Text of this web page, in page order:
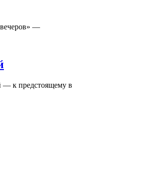
вечеров» —
— к предстоящему в